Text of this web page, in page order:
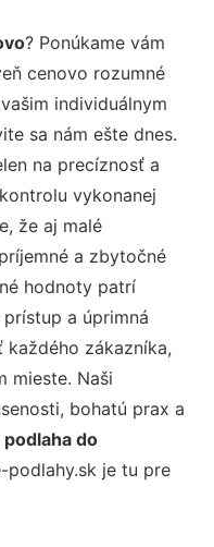
? Ponúkame vám
cenovo rozumné
individuálnym
sa nám ešte dnes.
na precíznosť a
vykonanej
že aj malé
a zbytočné
hodnoty patrí
a úprimná
každého zákazníka,
mieste. Naši
bohatú prax a
podlaha do
podlahy.sk je tu pre